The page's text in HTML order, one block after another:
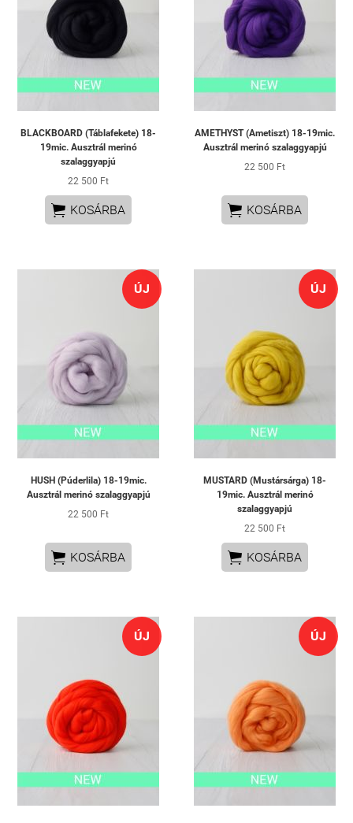
BLACKBOARD (Táblafekete) 18-
19mic. Ausztrál merinó
szalaggyapjú
22 500 Ft
 KOSÁRBA
AMETHYST (Ametiszt) 18-19mic.
Ausztrál merinó szalaggyapjú
22 500 Ft
 KOSÁRBA
ÚJ
HUSH (Púderlila) 18-19mic.
Ausztrál merinó szalaggyapjú
22 500 Ft
 KOSÁRBA
ÚJ
MUSTARD (Mustársárga) 18-
19mic. Ausztrál merinó
szalaggyapjú
22 500 Ft
 KOSÁRBA
ÚJ ÚJ